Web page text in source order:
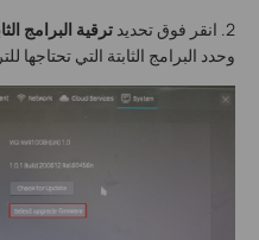
2. انقر فوق تحديد
ترقية البرامج
وحدد البرامج الثابتة التي تحتاجها